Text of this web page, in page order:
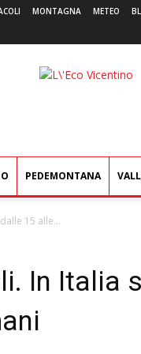
MONTAGNA METEO
L'Eco
PEDEMONTANA
15 alle...
In Italia